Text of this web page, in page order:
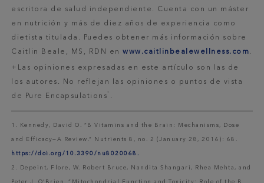
escritora de salud independiente. Cuenta con un máster
en nutrición y más de diez años de experiencia como
dietista titulada. Puedes obtener más información sobre
Caitlin Beale, MS, RDN en www.caitlinbealewellness.com.
+Las opiniones expresadas en este artículo son las de
los autores. No reflejan las opiniones o puntos de vista
de Pure Encapsulations
®
.
1. Kennedy, David O. “B Vitamins and the Brain: Mechanisms, Dose
and Efficacy—A Review.” Nutrients 8, no. 2 (January 28, 2016): 68.
https://doi.org/10.3390/nu8020068.
2. Depeint, Flore, W. Robert Bruce, Nandita Shangari, Rhea Mehta, and